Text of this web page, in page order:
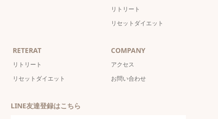
リトリート
リセットダイエット
RETERAT
リトリート
リセットダイエット
COMPANY
アクセス
お問い合わせ
LINE友達登録はこちら